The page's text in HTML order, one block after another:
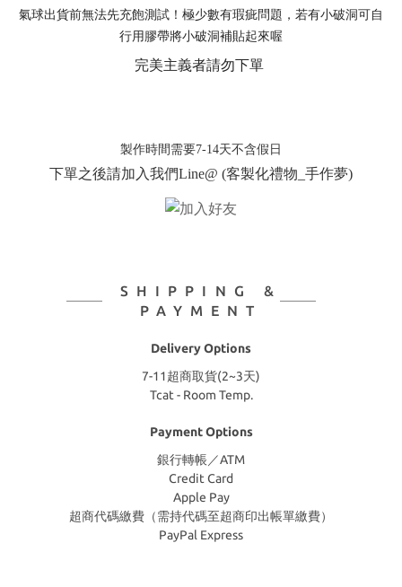
氣球出貨前無法先充飽測試！極少數有瑕疵問題，若有小破洞可自
行用膠帶將小破洞補貼起來喔
完美主義者請勿下單
製作時間需要7-14天不含假日
下單之後請加入我們Line@ (客製化禮物_手作夢)
SHIPPING &
PAYMENT
Delivery Options
7-11超商取貨(2~3天)
Tcat - Room Temp.
Payment Options
銀行轉帳／ATM
Credit Card
Apple Pay
超商代碼繳費（需持代碼至超商印出帳單繳費）
PayPal Express